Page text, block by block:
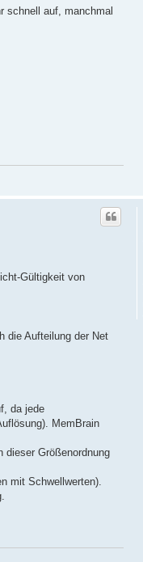
schnell auf, manchmal
Gültigkeit von
die Aufteilung der Net
da jede
MemBrain
dieser Größenordnung
mit Schwellwerten).